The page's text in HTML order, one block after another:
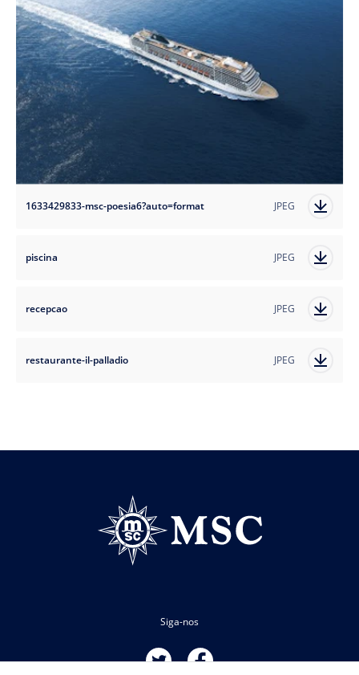
1633429833-msc-poesia6?auto=format JPEG
piscina JPEG
recepcao JPEG
restaurante-il-palladio JPEG
Siga-nos